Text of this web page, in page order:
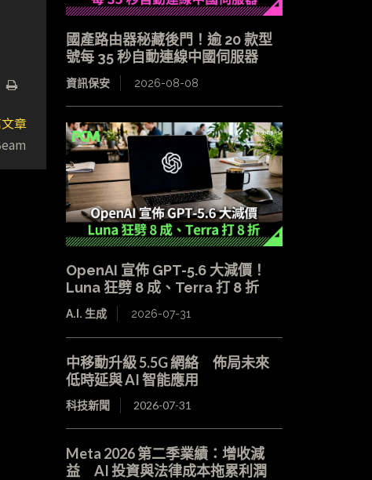
章
國產路由器秘藏後門！逾 20 款型
號每 35 秒自動連線中國伺服器
資訊保安 2026-08-08
OpenAI 宣佈 GPT-5.6 大減價！
Luna 狂劈 8 成、Terra 打 8 折
A.I. 生成 2026-07-31
中移動升級 5.5G 網絡 佈局未來
低時延與 AI 智能應用
科技新聞 2026-07-31
Meta 2026 第二季業績：增收減
益 AI 投資與法律成本拖累利潤